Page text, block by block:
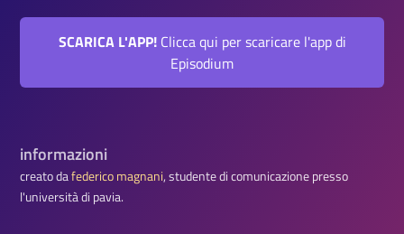
SCARICA L'APP!Clicca qui per scaricare l'app di
Episodium
informazioni
creato dafederico magnani, studente di comunicazione presso
l'università di pavia.